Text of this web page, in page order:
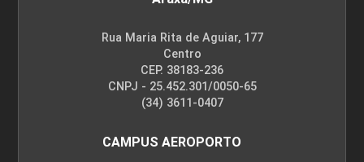
Rua Maria Rita de Aguiar, 177
Centro
CEP. 38183-236
CNPJ - 25.452.301/0050-65
(34) 3611-0407
CAMPUS AEROPORTO